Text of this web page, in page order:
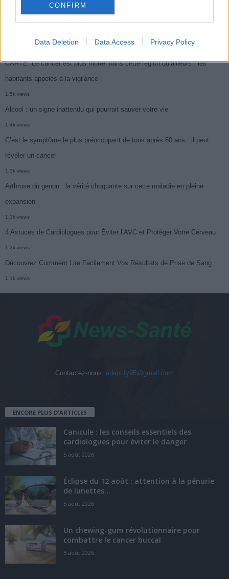
CONFIRM
Data Deletion Data Access Privacy Policy
meilleur pour le cœur
CARTE. Le cancer est plus mortel dans cette région qu’ailleurs : les
habitants appelés à la vigilance
1.5k views
Alcool : un signe inattendu qui pourrait sauver votre vie
1.4k views
C’est le symptôme le plus préoccupant de tous après 60 ans : il peut
révéler un cancer
1.3k views
Arthrose du genou : la vérité choquante sur cette maladie en pleine
expansion
1.3k views
4 Astuces de Cardiologues pour Éviter l’AVC et Protéger Votre Cerveau
1.2k views
Découvrez Comment Lire Facilement Vos Résultats de Prise de Sang
1.1k views
Contactez-nous: edentify95@gmail.com
ENCORE PLUS D'ARTICLES
Canicule : les conseils essentiels des
cardiologues pour éviter le danger
5 août 2026
Éclipse du 12 août : attention à la pénurie
de lunettes...
5 août 2026
Un chewing-gum révolutionnaire pour
combattre le cancer buccal
5 août 2026